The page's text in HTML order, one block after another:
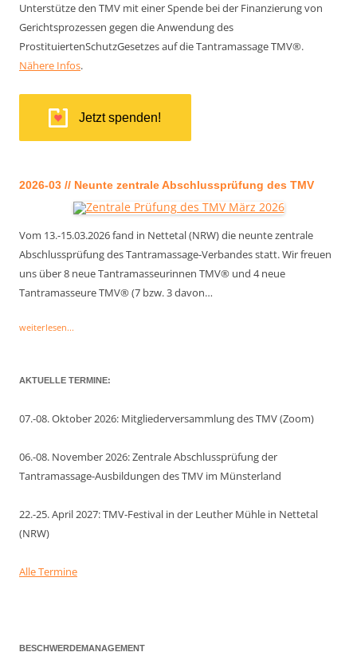
Unterstütze den TMV mit einer Spende bei der Finanzierung von
Gerichtsprozessen gegen die Anwendung des
ProstituiertenSchutzGesetzes auf die Tantramassage TMV®.
Nähere Infos.
Jetzt spenden!
2026-03 // Neunte zentrale Abschlussprüfung des TMV
Vom 13.-15.03.2026 fand in Nettetal (NRW) die neunte zentrale
Abschlussprüfung des Tantramassage-Verbandes statt. Wir freuen
uns über 8 neue Tantramasseurinnen TMV® und 4 neue
Tantramasseure TMV® (7 bzw. 3 davon…
weiterlesen...
AKTUELLE TERMINE:
07.-08. Oktober 2026: Mitgliederversammlung des TMV (Zoom)
06.-08. November 2026: Zentrale Abschlussprüfung der
Tantramassage-Ausbildungen des TMV im Münsterland
22.-25. April 2027: TMV-Festival in der Leuther Mühle in Nettetal
(NRW)
Alle Termine
BESCHWERDEMANAGEMENT